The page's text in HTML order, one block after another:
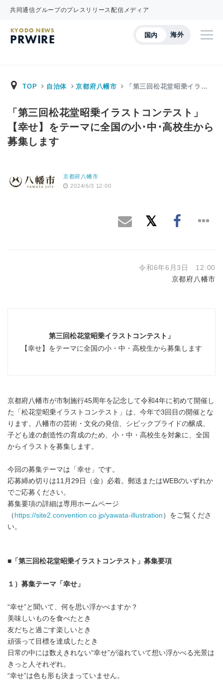
共同通信グループのプレスリリース配信メディア
国内 海外
KYODO NEWS
PRWIRE
TOP 自治体 京都府八幡市 「第三回松花堂昭乗イラ…
「第三回松花堂昭乗イラストコンテスト」
【幸せ】をテーマに全国の小･中･高校生から
募集します
京都府八幡市
2024/6/3 12:00
令和6年6月3日 12:00
京都府八幡市
第三回松花堂昭乗イラストコンテスト」
【幸せ】をテーマに全国の小・中・高校生から募集します
京都府八幡市が市制施行45周年を記念して令和4年に初めて開催し
た「松花堂昭乗イラストコンテスト」は、今年で3回目の開催とな
ります。八幡市の芸術・文化の発信、シビックプライドの醸成、
子ども達の創造性の育成のため、小・中・高校生を対象に、全国
からイラストを募集します。
今回の募集テーマは「幸せ」です。
応募締め切りは11月29日（金）必着。郵送またはWEBのいずれか
でご応募ください。
募集要項の詳細は専用ホームページ
（ https://site2.convention.co.jp/yawata-illustration ）をご覧くださ
い。
■ 「第三回松花堂昭乗イラストコンテスト」募集要項
１）募集テーマ「幸せ」
“幸せ”と聞いて、何を思い浮かべますか？
美味しいものを食べたとき
友だちと過ごす楽しいとき
頑張って目標を達成したとき
日常の中には数えきれない“幸せ”が溢れていて想い浮かべる光景は
きっと人それぞれ。
“幸せ”は色も形も決まっていません。